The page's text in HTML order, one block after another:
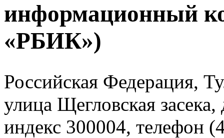
информационный
«РБИК»)
Российская Федерация,
улица Щегловская
индекс 300004, телефон